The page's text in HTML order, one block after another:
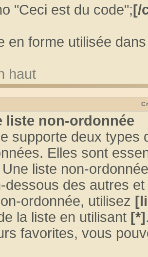
"Ceci est du code";[/
en forme utilisée
haut
liste non-ordonnée
supporte deux types
Elles sont
liste non-
dessous des autres
ordonnée, utilisez
la liste en utilisant [*]
favorites, vous